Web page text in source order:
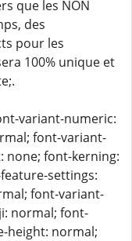
que les NON
des
pour les
100% unique et
variant-numeric:
font-variant-
none; font-kerning:
settings:
font-variant-
normal; font-
height: normal;